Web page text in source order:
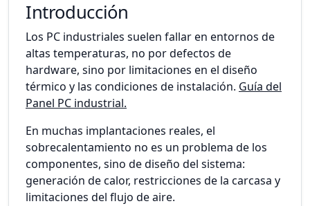
Introducción
Los PC industriales suelen fallar en entornos de
altas temperaturas, no por defectos de
hardware, sino por limitaciones en el diseño
térmico y las condiciones de instalación. Guía del
Panel PC industrial.
En muchas implantaciones reales, el
sobrecalentamiento no es un problema de los
componentes, sino de diseño del sistema:
generación de calor, restricciones de la carcasa y
limitaciones del flujo de aire.